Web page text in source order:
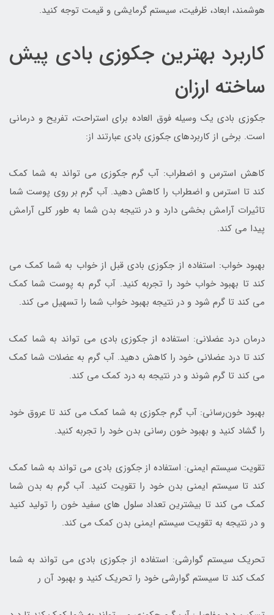
هوشمند، ابعاد، ظرفیت، سیستم گرمایشی و قیمت توجه کنید.
کاربرد بهترین جکوزی بادی پیش
ساخته ارزان
جکوزی بادی یک وسیله فوق العاده برای استراحت، تفریح و درمانی
است. برخی از کاربردهای جکوزی بادی عبارتند از:
کاهش استرس و اضطراب: آب گرم جکوزی می تواند به شما کمک
کند تا استرس و اضطراب را کاهش دهید. آب گرم بر روی پوست شما
تاثیرات آرامش بخشی دارد و در نتیجه بدن شما به طور کلی آرامش
پیدا می کند.
بهبود خواب: استفاده از جکوزی بادی قبل از خواب به شما کمک می
کند تا بهبود خواب خود را تجربه کنید. آب گرم به پوست شما کمک
می کند تا گرم شود و در نتیجه بهبود خواب شما را تسهیل می کند.
درمان درد عضلانی: استفاده از جکوزی بادی می تواند به شما کمک
کند تا درد عضلانی خود را کاهش دهید. آب گرم به عضلات شما کمک
می کند تا گرم شوند و در نتیجه به درد کمک می کند.
بهبود خون‌رسانی: آب گرم جکوزی به شما کمک می کند تا عروق خود
را گشاد کنید و بهبود خون رسانی بدن خود را تجربه کنید.
تقویت سیستم ایمنی: استفاده از جکوزی بادی می تواند به شما کمک
کند تا سیستم ایمنی بدن خود را تقویت کنید. آب گرم به بدن شما
کمک می کند تا بیشترین تعداد سلول های سفید خون را تولید کنید
و در نتیجه به تقویت سیستم ایمنی بدن کمک می کند.
تحریک سیستم گوارشی: استفاده از جکوزی بادی می تواند به شما
کمک کند تا سیستم گوارشی خود را تحریک کنید و بهبود آن ر